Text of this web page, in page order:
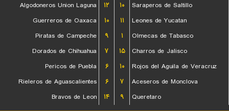
Algodoneros Union Laguna
۱۲ ۱۰
Saraperos de Saltillo
Guerreros de Oaxaca
۱۰ ۱۱
Leones de Yucatan
Piratas de Campeche
۹ ۱
Olmecas de Tabasco
Dorados de Chihuahua
۷ ۱۵
Charros de Jalisco
Pericos de Puebla
۶ ۱۰
Rojos del Aguila de Veracruz
Rieleros de Aguascalientes
۶ ۷
Aceseros de Monclova
Bravos de Leon
۱۴ ۹ Queretaro